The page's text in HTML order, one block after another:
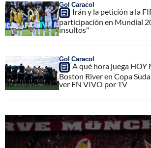
Gol Caracol
Irán y la petición a la
participación en Mundial
insultos"
Gol Caracol
A qué hora juega
Boston River en Copa
ver EN VIVO por TV